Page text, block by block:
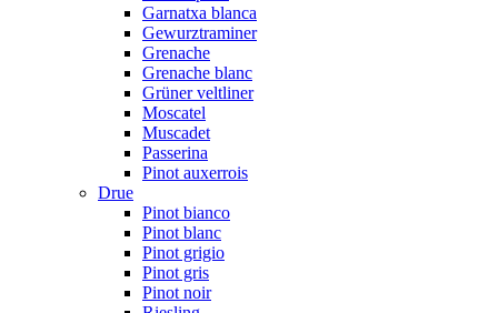
Garnatxa blanca
Gewurztraminer
Grenache
Grenache blanc
Grüner veltliner
Moscatel
Muscadet
Passerina
Pinot auxerrois
Drue
Pinot bianco
Pinot blanc
Pinot grigio
Pinot gris
Pinot noir